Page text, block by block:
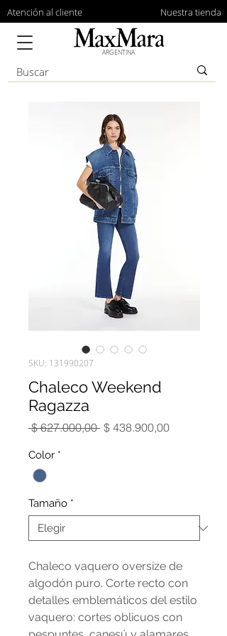
Atención al cliente Nuestra tienda
ARGENTINA
SKU: 131990207
Chaleco Weekend
Ragazza
$ 627.000,00 Precio
$ 438.900,00Precio
Color *
Tamaño *
Chaleco vaquero oversize de
algodón puro. Corte recto con
detalles emblemáticos del estilo
vaquero: cortes oblicuos con